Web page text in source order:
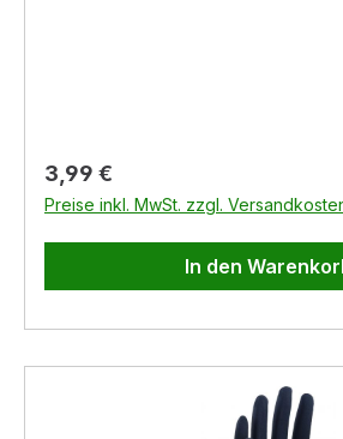
Regulärer Preis:
3,99 €
Preise inkl. MwSt. zzgl.
In den